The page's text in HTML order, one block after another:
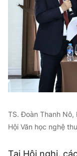
TS. Đoàn Thanh
Hội Văn học nghệ
Tại Hội nghị,